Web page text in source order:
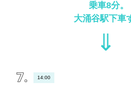
乗車8分。
大涌谷駅下車
⇓
14:00